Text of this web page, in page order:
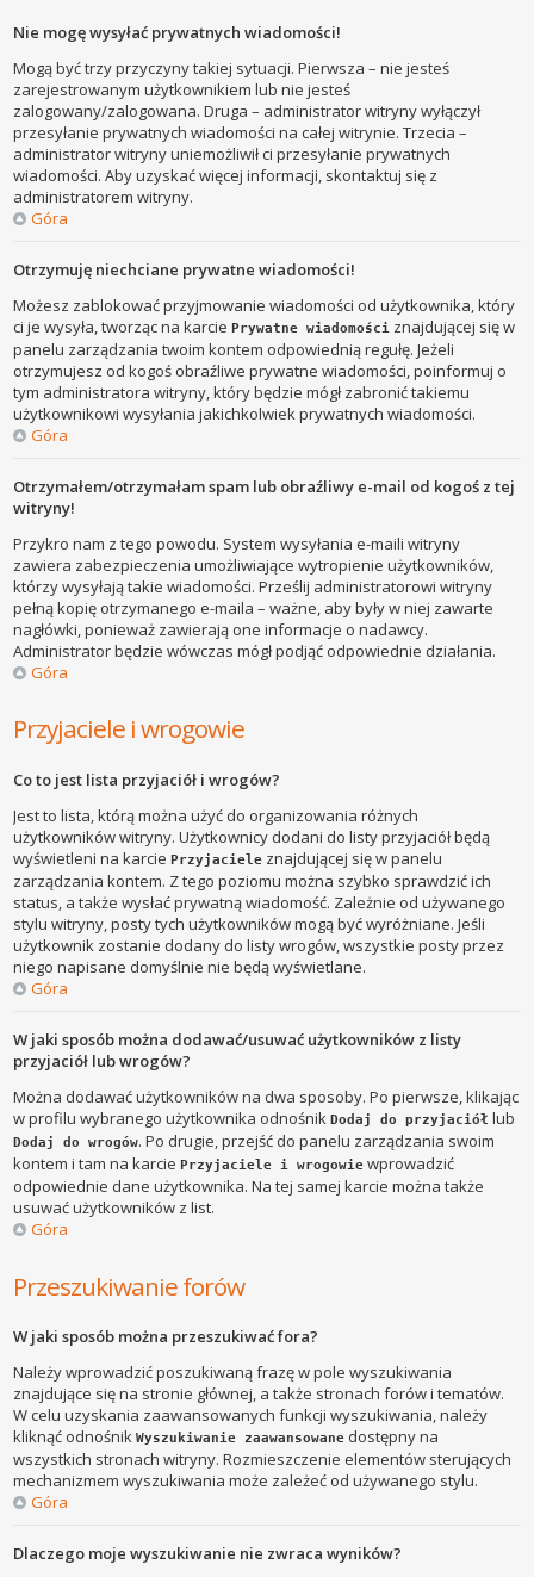
Nie mogę wysyłać prywatnych wiadomości!
Mogą być trzy przyczyny takiej sytuacji. Pierwsza – nie jesteś
zarejestrowanym użytkownikiem lub nie jesteś
zalogowany/zalogowana. Druga – administrator witryny wyłączył
przesyłanie prywatnych wiadomości na całej witrynie. Trzecia –
administrator witryny uniemożliwił ci przesyłanie prywatnych
wiadomości. Aby uzyskać więcej informacji, skontaktuj się z
administratorem witryny.
Góra
Otrzymuję niechciane prywatne wiadomości!
Możesz zablokować przyjmowanie wiadomości od użytkownika, który
ci je wysyła, tworząc na karciePrywatne wiadomości znajdującej się w
panelu zarządzania twoim kontem odpowiednią regułę. Jeżeli
otrzymujesz od kogoś obraźliwe prywatne wiadomości, poinformuj o
tym administratora witryny, który będzie mógł zabronić takiemu
użytkownikowi wysyłania jakichkolwiek prywatnych wiadomości.
Góra
Otrzymałem/otrzymałam spam lub obraźliwy e-mail od kogoś z tej
witryny!
Przykro nam z tego powodu. System wysyłania e-maili witryny
zawiera zabezpieczenia umożliwiające wytropienie użytkowników,
którzy wysyłają takie wiadomości. Prześlij administratorowi witryny
pełną kopię otrzymanego e-maila – ważne, aby były w niej zawarte
nagłówki, ponieważ zawierają one informacje o nadawcy.
Administrator będzie wówczas mógł podjąć odpowiednie działania.
Góra
Przyjaciele i wrogowie
Co to jest lista przyjaciół i wrogów?
Jest to lista, którą można użyć do organizowania różnych
użytkowników witryny. Użytkownicy dodani do listy przyjaciół będą
wyświetleni na karciePrzyjaciele znajdującej się w panelu
zarządzania kontem. Z tego poziomu można szybko sprawdzić ich
status, a także wysłać prywatną wiadomość. Zależnie od używanego
stylu witryny, posty tych użytkowników mogą być wyróżniane. Jeśli
użytkownik zostanie dodany do listy wrogów, wszystkie posty przez
niego napisane domyślnie nie będą wyświetlane.
Góra
W jaki sposób można dodawać/usuwać użytkowników z listy
przyjaciół lub wrogów?
Można dodawać użytkowników na dwa sposoby. Po pierwsze, klikając
w profilu wybranego użytkownika odnośnikDodaj do przyjaciół lub
Dodaj do wrogów. Po drugie, przejść do panelu zarządzania swoim
kontem i tam na karciePrzyjaciele i wrogowie wprowadzić
odpowiednie dane użytkownika. Na tej samej karcie można także
usuwać użytkowników z list.
Góra
Przeszukiwanie forów
W jaki sposób można przeszukiwać fora?
Należy wprowadzić poszukiwaną frazę w pole wyszukiwania
znajdujące się na stronie głównej, a także stronach forów i tematów.
W celu uzyskania zaawansowanych funkcji wyszukiwania, należy
kliknąć odnośnikWyszukiwanie zaawansowane dostępny na
wszystkich stronach witryny. Rozmieszczenie elementów sterujących
mechanizmem wyszukiwania może zależeć od używanego stylu.
Góra
Dlaczego moje wyszukiwanie nie zwraca wyników?